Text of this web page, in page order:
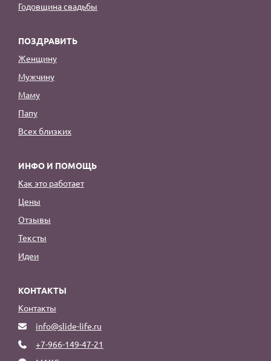
Годовщина свадьбы
ПОЗДРАВИТЬ
Женщину
Мужчину
Маму
Папу
Всех близких
ИНФО И ПОМОЩЬ
Как это работает
Цены
Отзывы
Тексты
Идеи
КОНТАКТЫ
Контакты
info@slide-life.ru
+7-966-149-47-21